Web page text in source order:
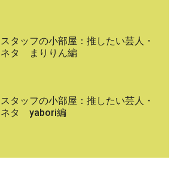
スタッフの小部屋：推したい芸人・
ネタ まりりん編
スタッフの小部屋：推したい芸人・
ネタ yabori編